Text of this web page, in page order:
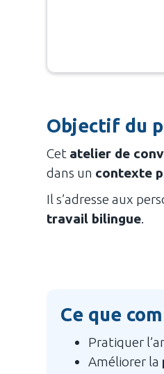
Objectif du
Cet atelier de
dans un contexte
Il s’adresse aux
travail bilingue.
Ce que
Pratiquer
Améliorer la